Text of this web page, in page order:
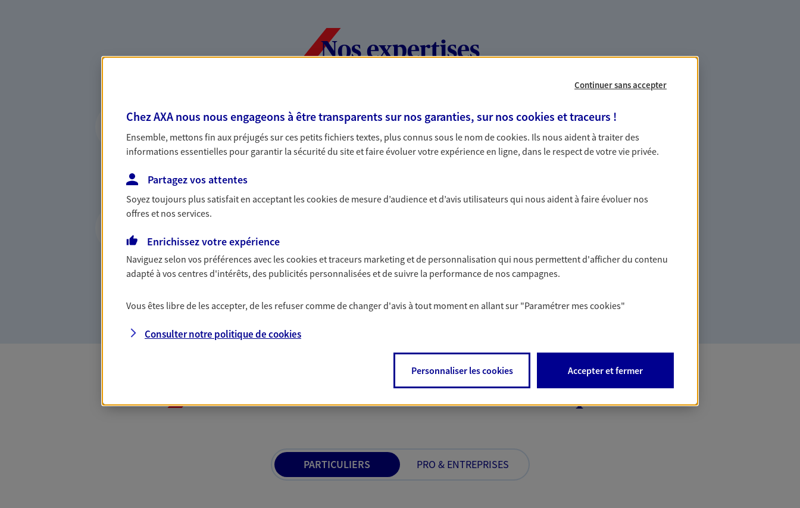
Nos expertises
Vous accompagner dans la durée et la
confiance
Vous accompagner dans vos projets de vie tout au long de
la confiance et la proximité. C'est en apprenant à vous
connaître que nous proposons de meilleures solutions.
Accompagner les professionnels et les
entreprises
Comme vous, nous sommes des indépendants. Nous
votre famille.
Vous accompagner dans vos moments
Avec une qualité de conseil reconnue, nous vous
accompagnons sur tous vos besoins d'assurance
Avec nos solutions de prévoyance, sécurisez vos ressources
et protégez vos proches en cas d'accident, d'invalidité,
Toutes nos offres Assurance & Banque
PARTICULIERS PRO & ENTREPRISES
Continuer sans accepter
Chez AXA nous nous engageons à être transparents sur nos garanties, sur nos cookies et traceurs !
Ensemble, mettons fin aux préjugés sur ces petits fichiers textes, plus connus sous le nom decookies. Ils nous aident à traiter des
informations essentielles pour garantir la sécurité du site et faire évoluer votre expérience en ligne, dans le respect de votre vie privée.
Partagez vos attentes
Soyez toujours plus satisfait en acceptant lescookiesde mesure d’audience et d’avis utilisateurs qui nous aident à faire évoluer nos
offres et nos services.
Enrichissez votre expérience
Naviguez selon vos préférences avec lescookies et traceurs marketing et de personnalisation qui nous permettent d'afficher du contenu
adapté à vos centres d'intérêts, des publicités personnalisées et de suivre la performance de nos campagnes.
Vous êtes libre de les accepter, de les refuser comme de changer d'avis à tout moment en allant sur "Paramétrer mescookies"
Consulter notre politique decookies
Personnaliser les cookies Accepter et fermer